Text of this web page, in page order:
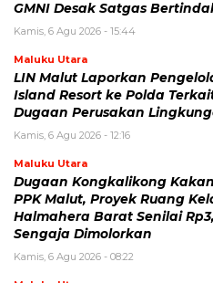
GMNI Desak Satgas
Kamis, 6 Agu 2026 - 15:44
Maluku Utara
LIN Malut Laporkan
Island Resort ke Polda
Dugaan Perusakan
Kamis, 6 Agu 2026 - 12:16
Maluku Utara
Dugaan Kongkalikong
PPK Malut, Proyek Ruang
Halmahera Barat Senilai
Sengaja Dimolorkan
Kamis, 6 Agu 2026 - 08:22